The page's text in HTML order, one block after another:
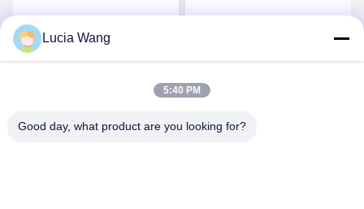
Lucia Wang
5:40 PM
Good day, what product are you looking for?